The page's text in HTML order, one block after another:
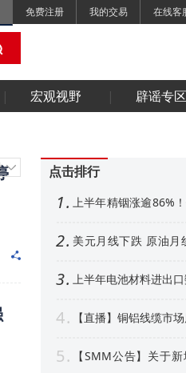
免费注册 我的交易 在线客
宏观视野 辟谣专区
点击排行
1
上半年精铟涨逾86%
2 美元月线下跌 原油月
3 上半年电池材料进出
4
【直播】铜铝线缆市
5
【SMM公告】关于